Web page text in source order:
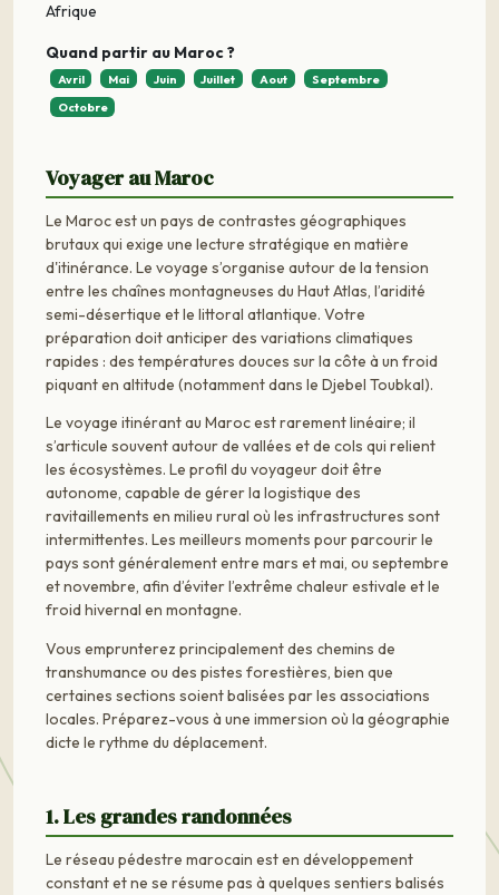
Afrique
Quand partir au Maroc ?
Avril Mai Juin Juillet Aout
Septembre
Octobre
Voyager au Maroc
Le Maroc est un pays de contrastes géographiques
brutaux qui exige une lecture stratégique en matière
d'itinérance. Le voyage s’organise autour de la tension
entre les chaînes montagneuses du Haut Atlas, l’aridité
semi-désertique et le littoral atlantique. Votre
préparation doit anticiper des variations climatiques
rapides : des températures douces sur la côte à un froid
piquant en altitude (notamment dans le Djebel Toubkal).
Le voyage itinérant au Maroc est rarement linéaire; il
s’articule souvent autour de vallées et de cols qui relient
les écosystèmes. Le profil du voyageur doit être
autonome, capable de gérer la logistique des
ravitaillements en milieu rural où les infrastructures sont
intermittentes. Les meilleurs moments pour parcourir le
pays sont généralement entre mars et mai, ou septembre
et novembre, afin d’éviter l’extrême chaleur estivale et le
froid hivernal en montagne.
Vous emprunterez principalement des chemins de
transhumance ou des pistes forestières, bien que
certaines sections soient balisées par les associations
locales. Préparez-vous à une immersion où la géographie
dicte le rythme du déplacement.
1. Les grandes randonnées
Le réseau pédestre marocain est en développement
constant et ne se résume pas à quelques sentiers balisés